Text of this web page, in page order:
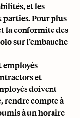
et les
Pour plus
la conformité des
sur l’embauche
employés
et
doivent
rendre compte à
à un horaire